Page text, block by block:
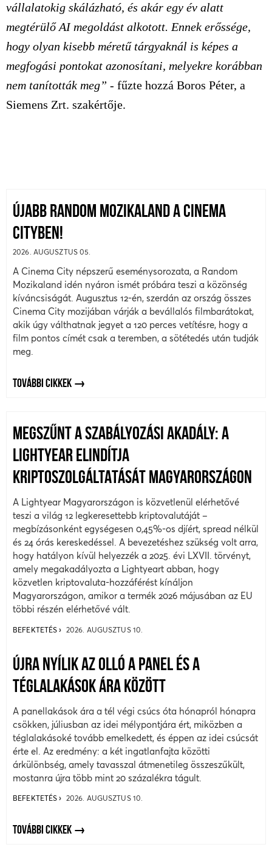
vállalatokig skálázható, és akár egy év alatt
megtérülő AI megoldást alkotott. Ennek erőssége,
hogy olyan kisebb méretű tárgyaknál is képes a
megfogási pontokat azonosítani, melyekre korábban
nem tanították meg” - fűzte hozzá Boros Péter, a
Siemens Zrt. szakértője.
ÚJABB RANDOM MOZIKALAND A CINEMA
CITYBEN!
2026. AUGUSZTUS 05.
A Cinema City népszerű eseménysorozata, a Random
Mozikaland idén nyáron ismét próbára teszi a közönség
kíváncsiságát. Augusztus 12-én, szerdán az ország összes
Cinema City mozijában várják a bevállalós filmbarátokat,
akik úgy válthatnak jegyet a 120 perces vetítésre, hogy a
film pontos címét csak a teremben, a sötétedés után tudják
meg.
TOVÁBBI CIKKEK
MEGSZŰNT A SZABÁLYOZÁSI AKADÁLY: A
LIGHTYEAR ELINDÍTJA
KRIPTOSZOLGÁLTATÁSÁT MAGYARORSZÁGON
A Lightyear Magyarországon is közvetlenül elérhetővé
teszi a világ 12 legkeresettebb kriptovalutáját –
megbízásonként egységesen 0,45%-os djíért, spread nélkül
és 24 órás kereskedéssel. A bevezetéshez szükség volt arra,
hogy hatályon kívül helyezzék a 2025. évi LXVII. törvényt,
amely megakadályozta a Lightyeart abban, hogy
közvetlen kriptovaluta-hozzáférést kínáljon
Magyarországon, amikor a termék 2026 májusában az EU
többi részén elérhetővé vált.
BEFEKTETÉS 2026. AUGUSZTUS 10.
ÚJRA NYÍLIK AZ OLLÓ A PANEL ÉS A
TÉGLALAKÁSOK ÁRA KÖZÖTT
A panellakások ára a tél végi csúcs óta hónapról hónapra
csökken, júliusban az idei mélypontjára ért, miközben a
téglalakásoké tovább emelkedett, és éppen az idei csúcsát
érte el. Az eredmény: a két ingatlanfajta közötti
árkülönbség, amely tavasszal átmenetileg összeszűkült,
mostanra újra több mint 20 százalékra tágult.
BEFEKTETÉS 2026. AUGUSZTUS 10.
TOVÁBBI CIKKEK